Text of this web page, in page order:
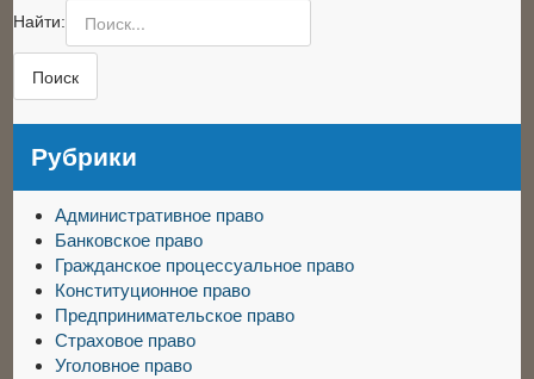
Найти:
Рубрики
Административное право
Банковское право
Гражданское процессуальное право
Конституционное право
Предпринимательское право
Страховое право
Уголовное право